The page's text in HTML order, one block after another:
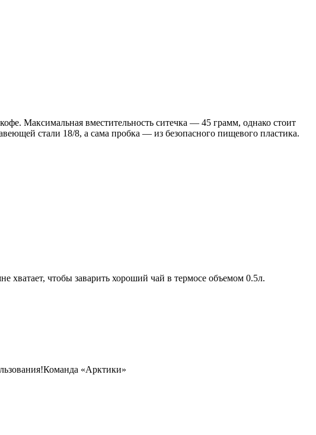
Максимальная вместительность ситечка — 45 грамм, однако стоит
стали 18/8, а сама пробка — из безопасного пищевого пластика.
чтобы заварить хороший чай в термосе объемом 0.5л.
Команда «Арктики»